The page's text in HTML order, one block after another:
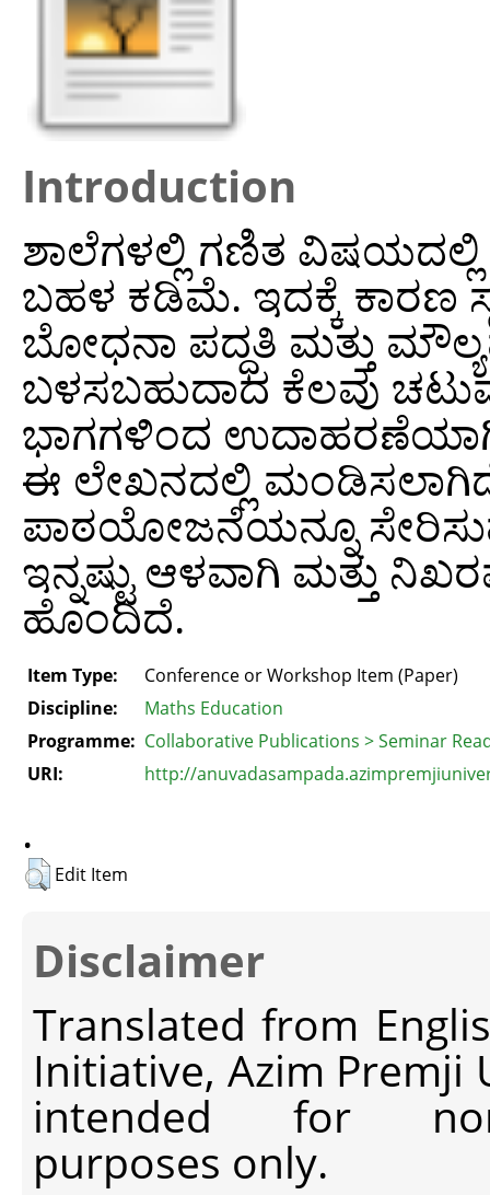
Introduction
ಶಾಲೆಗಳಲ್ಲಿ ಗಣಿತ ವಿಷಯದಲ್ಲಿ
ಬಹಳ ಕಡಿಮೆ. ಇದಕ್ಕೆ ಕಾರಣ
ಬೋಧನಾ ಪದ್ಧತಿ ಮತ್ತು
ಬಳಸಬಹುದಾದ ಕೆಲವು
ಭಾಗಗಳಿಂದ ಉದಾಹರಣೆಯಾಗಿ
ಈ ಲೇಖನದಲ್ಲಿ
ಪಾಠಯೋಜನೆಯನ್ನೂ ಸೇರಿಸುವ
ಇನ್ನಷ್ಟು ಆಳವಾಗಿ ಮತ್ತು
ಹೊಂದಿದೆ.
Item Type:
Conference or Workshop Item (Paper)
Discipline:
Maths Education
Programme: Collaborative Publications > Seminar
URI:
http://
.
Edit Item
Disclaimer
Translated from
Initiative, Azim Premji
intended for non-
purposes only.